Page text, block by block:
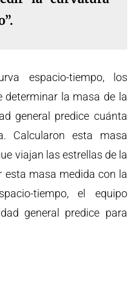
espacio-tiempo, los
determinar la masa de la
general predice cuánta
Calcularon esta masa
viajan las estrellas de la
esta masa medida con la
tiempo, el equipo
general predice para